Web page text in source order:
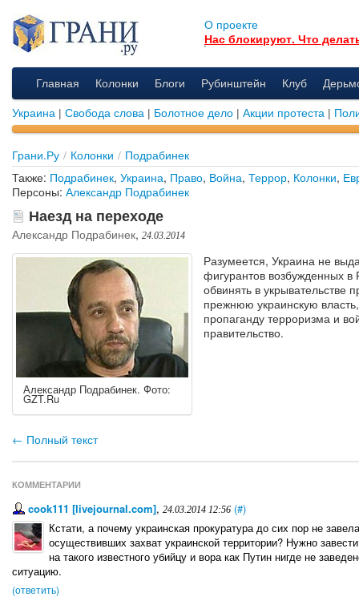
О проекте
Нас блокируют. Что
Главная Колонки Блоги Рубинштейн Клуб
Украина | Свобода слова | Болотное дело | Акции протеста |
Грани.Ру / Колонки / Подрабинек
Также: Подрабинек, Украина, Право, Война, Террор, Колонки,
Персоны: Александр Подрабинек
Наезд на переходе
Александр Подрабинек, 24.03.2014
Александр Подрабинек. Фото:
GZT.Ru
Разумеется, Украина не
фигурантов возбужденных
обвинять в укрывательстве
прежнюю украинскую
пропаганду терроризма и
правительство.
← Полный текст
КОММЕНТАРИИ
cook111 [livejournal.com], 24.03.2014 12:56 (#)
Кстати, а почему украинская прокуратура до сих пор не
осуществивших захват украинской территории? Нужно
на такого известного убийцу и вора как Путин нигде не
ситуацию.
(ответить)